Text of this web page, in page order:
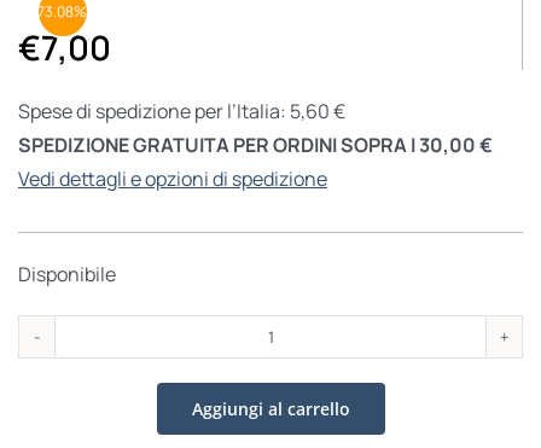
€7,00
73.08%
Spese di spedizione per l’Italia: 5,60 €
SPEDIZIONE GRATUITA PER ORDINI SOPRA I 30,00 €
Vedi dettagli e opzioni di spedizione
Disponibile
Edith
Stein
quantità
Aggiungi al carrello